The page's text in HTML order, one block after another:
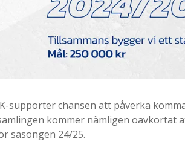
supporter chansen att påverka
kommer nämligen oavkortat
säsongen 24/25.